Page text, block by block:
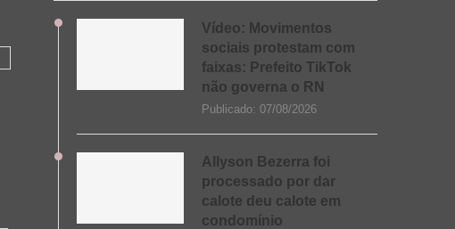
Vídeo: Movimentos
sociais protestam com
faixas: Prefeito TikTok
não governa o RN
Publicado: 07/08/2026
Allyson Bezerra foi
processado por dar
calote deu calote em
condomínio